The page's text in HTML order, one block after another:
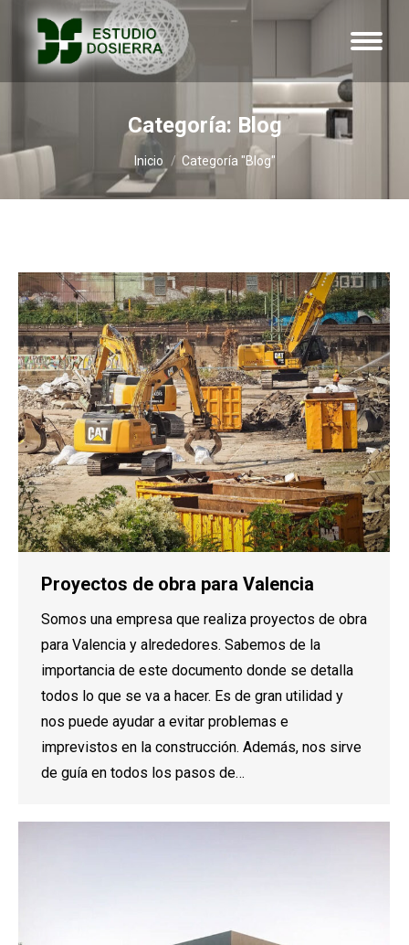
Categoría: Blog
Estás aquí:
Inicio Categoría "Blog"
Proyectos de obra para Valencia
Somos una empresa que realiza proyectos de obra
para Valencia y alrededores. Sabemos de la
importancia de este documento donde se detalla
todos lo que se va a hacer. Es de gran utilidad y
nos puede ayudar a evitar problemas e
imprevistos en la construcción. Además, nos sirve
de guía en todos los pasos de…